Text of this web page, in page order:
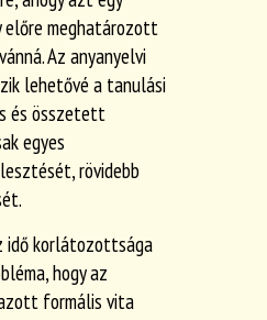
meghatározott
Az anyanyelvi
lehetővé a tanulási
és összetett
egyes
rövidebb
idő korlátozottsága
hogy az
formális vita